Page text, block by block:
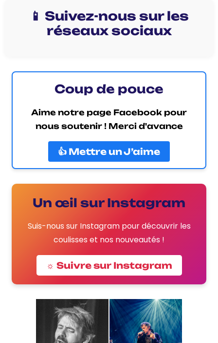
📱 Suivez-nous sur les
réseaux sociaux
Coup de pouce
Aime notre page Facebook pour
nous soutenir ! Merci d'avance
👍 Mettre un J’aime
Un œil sur Instagram
Suis-nous sur Instagram pour découvrir les
coulisses et nos nouveautés !
☼ Suivre sur Instagram